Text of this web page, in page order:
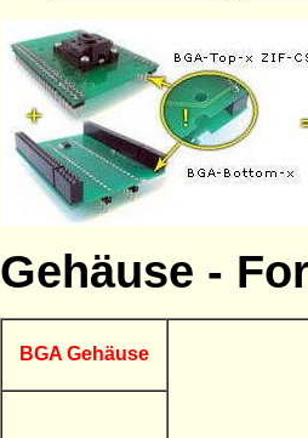
Gehäuse -
BGA Gehäuse